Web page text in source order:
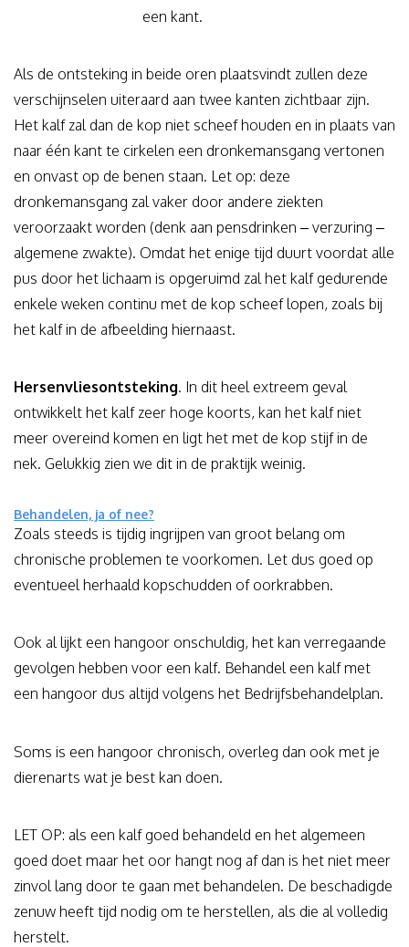
een kant.
Als de ontsteking in beide oren plaatsvindt zullen deze
verschijnselen uiteraard aan twee kanten zichtbaar zijn.
Het kalf zal dan de kop niet scheef houden en in plaats van
naar één kant te cirkelen een dronkemansgang vertonen
en onvast op de benen staan. Let op: deze
dronkemansgang zal vaker door andere ziekten
veroorzaakt worden (denk aan pensdrinken – verzuring –
algemene zwakte). Omdat het enige tijd duurt voordat alle
pus door het lichaam is opgeruimd zal het kalf gedurende
enkele weken continu met de kop scheef lopen, zoals bij
het kalf in de afbeelding hiernaast.
Hersenvliesontsteking. In dit heel extreem geval
ontwikkelt het kalf zeer hoge koorts, kan het kalf niet
meer overeind komen en ligt het met de kop stijf in de
nek. Gelukkig zien we dit in de praktijk weinig.
Behandelen, ja of nee?
Zoals steeds is tijdig ingrijpen van groot belang om
chronische problemen te voorkomen. Let dus goed op
eventueel herhaald kopschudden of oorkrabben.
Ook al lijkt een hangoor onschuldig, het kan verregaande
gevolgen hebben voor een kalf. Behandel een kalf met
een hangoor dus altijd volgens het Bedrijfsbehandelplan.
Soms is een hangoor chronisch, overleg dan ook met je
dierenarts wat je best kan doen.
LET OP: als een kalf goed behandeld en het algemeen
goed doet maar het oor hangt nog af dan is het niet meer
zinvol lang door te gaan met behandelen. De beschadigde
zenuw heeft tijd nodig om te herstellen, als die al volledig
herstelt.